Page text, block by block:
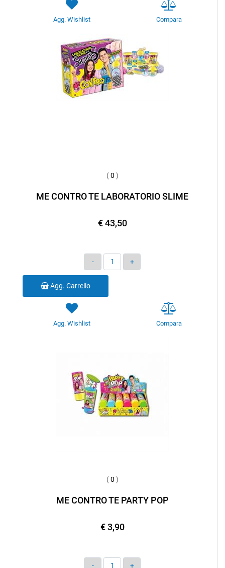
Agg. Wishlist Compara
(0 )
ME CONTRO TE LABORATORIO SLIME
€ 43,50
Quantità
Agg. Carrello
Agg. Wishlist Compara
(0 )
ME CONTRO TE PARTY POP
€ 3,90
Quantità